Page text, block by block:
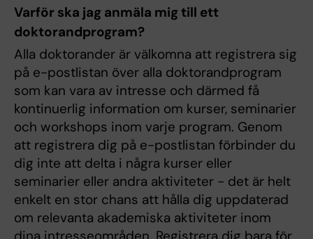
Varför ska jag anmäla mig till ett
doktorandprogram?
Alla doktorander är välkomna att registrera sig
på e-postlistan över alla doktorandprogram
som kan vara av intresse och därmed få
kontinuerlig information om kurser, seminarier
och workshops inom varje program. Genom
att registrera dig på e-postlistan förbinder du
dig inte att delta i några kurser eller
seminarier eller andra aktiviteter - det är helt
enkelt en stor chans att hålla dig uppdaterad
om relevanta akademiska aktiviteter inom